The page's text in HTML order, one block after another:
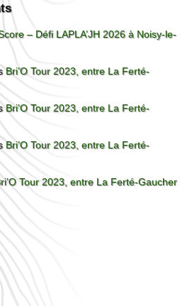
– Défi LAPLA’JH 2026 à Noisy-le-
Bri’O Tour 2023, entre La Ferté-
Bri’O Tour 2023, entre La Ferté-
Bri’O Tour 2023, entre La Ferté-
Tour 2023, entre La Ferté-Gaucher